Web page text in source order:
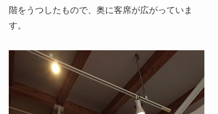
階をうつしたもので、奥に客席が広がっていま
す。